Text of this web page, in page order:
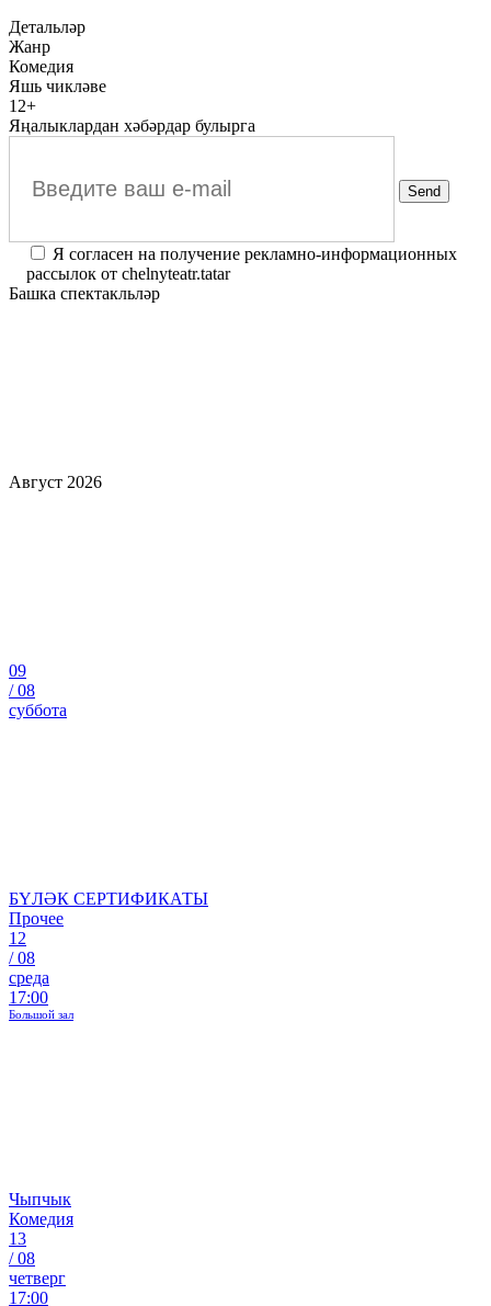
Детальләр
Жанр
Комедия
Яшь чикләве
12+
Яңалыклардан хәбәрдар булырга
Я согласен на получение рекламно-информационных
рассылок от chelnyteatr.tatar
Башка спектакльләр
Август 2026
09
/08
суббота
БҮЛӘК СЕРТИФИКАТЫ
Прочее
12
/08
среда
17:00
Большой зал
Чыпчык
Комедия
13
/08
четверг
17:00